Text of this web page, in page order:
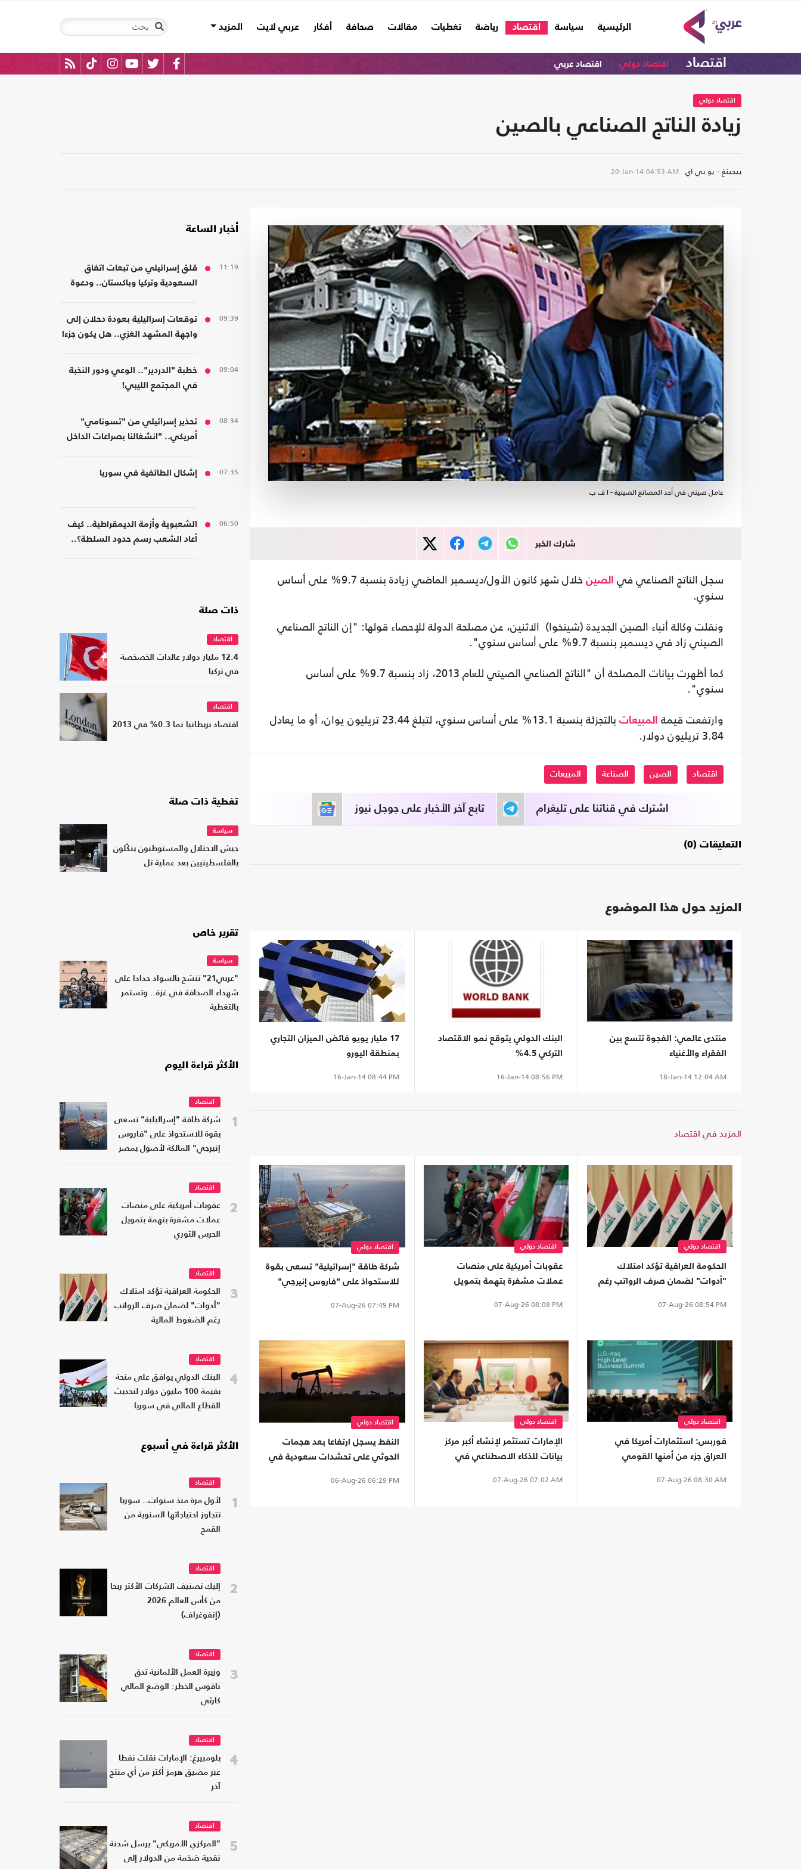
الرئيسية
(current) سياسة اقتصاد رياضة تغطيات مقالات صحافة أفكار عربي لايت المزيد
اقتصاد اقتصاد دولي اقتصاد عربي
اقتصاد دولي
زيادة الناتج الصناعي بالصين
بيجينغ - يو بي اي 20-Jan-14 04:53 AM
عامل صيني في أحد المصانع الصينية - ا ف ب
شارك الخبر
سجل الناتج الصناعي في الصين
خلال شهر كانون الأول/ديسمبر الماضي زيادة بنسبة 9.7% على أساس
سنوي.
ونقلت وكالة أنباء الصين الجديدة (شينخوا) الاثنين، عن مصلحة الدولة للإحصاء قولها: "إن الناتج الصناعي
الصيني زاد في ديسمبر بنسبة 9.7% على أساس سنوي".
كما أظهرت بيانات المصلحة أن "الناتج الصناعي الصيني للعام 2013، زاد بنسبة 9.7% على أساس
سنوي".
وارتفعت قيمة
المبيعات
بالتجزئة بنسبة 13.1% على أساس سنوي، لتبلغ 23.44 تريليون يوان، أو ما يعادل
3.84 تريليون دولار.
اقتصاد الصين الصناعة المبيعات
تابع آخر الأخبار على جوجل نيوز اشترك في قناتنا على تليغرام
التعليقات (0)
المزيد حول هذا الموضوع
منتدى عالمي: الفجوة تتسع بين
الفقراء والأغنياء
18-Jan-14 12:04 AM
البنك الدولي يتوقع نمو الاقتصاد
التركي 4.5%
16-Jan-1408:56 PM
17 مليار يويو فائض الميزان التجاري
بمنطقة اليورو
16-Jan-1408:44 PM
المزيد في اقتصاد
اقتصاد دولي
الحكومة العراقية تؤكد امتلاك
"أدوات" لضمان صرف الرواتب رغم
07-Aug-26 08:54 PM
اقتصاد دولي
عقوبات أمريكية على منصات
عملات مشفرة بتهمة بتمويل
07-Aug-26 08:08 PM
اقتصاد دولي
شركة طاقة "إسرائيلية" تسعى بقوة
للاستحواذ على "فاروس إنيرجي"
07-Aug-26 07:49 PM
اقتصاد دولي
فوربس: استثمارات أمريكا في
العراق جزء من أمنها القومي
07-Aug-26 08:30 AM
اقتصاد دولي
الإمارات تستثمر لإنشاء أكبر مركز
بيانات للذكاء الاصطناعي في
07-Aug-26 07:02 AM
اقتصاد دولي
النفط يسجل ارتفاعا بعد هجمات
الحوثي على تحشدات سعودية في
06-Aug-26 06:29 PM
أخبار الساعة
11:19
قلق إسرائيلي من تبعات اتفاق
السعودية وتركيا وباكستان.. ودعوة
09:39
توقعات إسرائيلية بعودة دحلان إلى
واجهة المشهد الغزي.. هل يكون جزءا
09:04
خطبة "الدردير".. الوعي ودور النخبة
في المجتمع الليبي!
08:34
تحذير إسرائيلي من "تسونامي"
أمريكي.. "انشغالنا بصراعات الداخل
07:35 إشكال الطائفية في سوريا
06:50
الشعبوية وأزمة الديمقراطية.. كيف
أعاد الشعب رسم حدود السلطة؟..
ذات صلة
اقتصاد
12.4 مليار دولار عائدات الخصخصة
في تركيا
اقتصاد
اقتصاد بريطانيا نما 0.3% في 2013
تغطية ذات صلة
سياسة
جيش الاحتلال والمستوطنون ينكّلون
بالفلسطينيين بعد عملية تل
تقرير خاص
سياسة
"عربي21" تتشح بالسواد حدادا على
شهداء الصحافة في غزة.. وتستمر
بالتغطية
الأكثر قراءة اليوم
1
اقتصاد
شركة طاقة "إسرائيلية" تسعى
بقوة للاستحواذ على "فاروس
إنيرجي" المالكة لأصول بمصر
2
اقتصاد
عقوبات أمريكية على منصات
عملات مشفرة بتهمة بتمويل
الحرس الثوري
3
اقتصاد
الحكومة العراقية تؤكد امتلاك
"أدوات" لضمان صرف الرواتب
رغم الضغوط المالية
4
اقتصاد
البنك الدولي يوافق على منحة
بقيمة 100 مليون دولار لتحديث
القطاع المالي في سوريا
الأكثر قراءة في أسبوع
1
اقتصاد
لأول مرة منذ سنوات.. سوريا
تتجاوز احتياجاتها السنوية من
القمح
2
اقتصاد
إليك تصنيف الشركات الأكثر ربحا
من كأس العالم 2026
(إنفوغراف)
3
اقتصاد
وزيرة العمل الألمانية تدق
ناقوس الخطر: الوضع المالي
كارثي
4
اقتصاد
بلومبيرغ: الإمارات نقلت نفطا
عبر مضيق هرمز أكثر من أي منتج
آخر
5
اقتصاد
"المركزي الأمريكي" يرسل شحنة
نقدية ضخمة من الدولار إلى